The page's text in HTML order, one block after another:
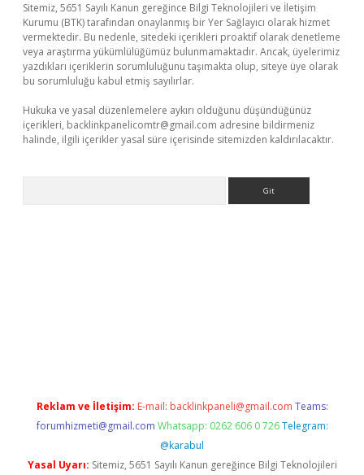
Sitemiz, 5651 Sayılı Kanun gereğince Bilgi Teknolojileri ve İletişim
Kurumu (BTK) tarafından onaylanmış bir Yer Sağlayıcı olarak hizmet
vermektedir. Bu nedenle, sitedeki içerikleri proaktif olarak denetleme
veya araştırma yükümlülüğümüz bulunmamaktadır. Ancak, üyelerimiz
yazdıkları içeriklerin sorumluluğunu taşımakta olup, siteye üye olarak
bu sorumluluğu kabul etmiş sayılırlar.
Hukuka ve yasal düzenlemelere aykırı olduğunu düşündüğünüz
içerikleri, backlinkpanelicomtr@gmail.com adresine bildirmeniz
halinde, ilgili içerikler yasal süre içerisinde sitemizden kaldırılacaktır.
Reklam ve İletişim: E-mail: backlinkpaneli@gmail.com Teams:
forumhizmeti@gmail.com Whatsapp: 0262 606 0 726 Telegram:
@karabul
Yasal Uyarı: Sitemiz, 5651 Sayılı Kanun gereğince Bilgi Teknolojileri